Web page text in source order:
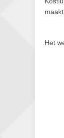
Het